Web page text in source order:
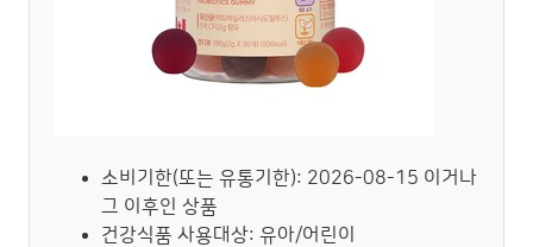
소비기한(또는 유통기한): 2026-08-15 이거나
그 이후인 상품
건강식품 사용대상: 유아/어린이